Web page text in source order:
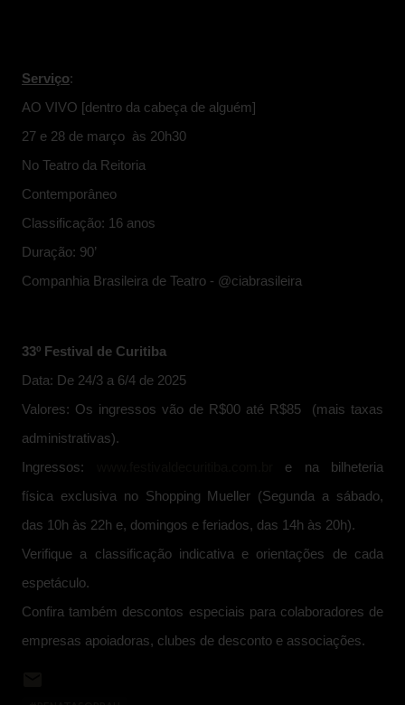
Serviço:
AO VIVO [dentro da cabeça de alguém]
27 e 28 de março às 20h30
No Teatro da Reitoria
Contemporâneo
Classificação: 16 anos
Duração: 90’
Companhia Brasileira de Teatro - @ciabrasileira
33º Festival de Curitiba
Data: De 24/3 a 6/4 de 2025
Valores: Os ingressos vão de R$00 até R$85 (mais taxas
administrativas).
Ingressos:
e na bilheteria
física exclusiva no Shopping Mueller (Segunda a sábado,
das 10h às 22h e, domingos e feriados, das 14h às 20h).
Verifique a classificação indicativa e orientações de cada
espetáculo.
Confira também descontos especiais para colaboradores de
empresas apoiadoras, clubes de desconto e associações.